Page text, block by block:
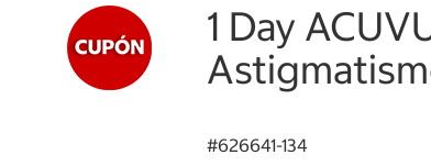
1 Day
#626641-134